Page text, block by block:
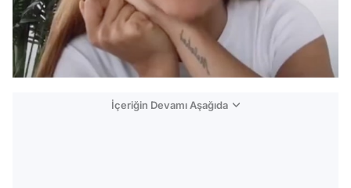
İçeriğin Devamı Aşağıda